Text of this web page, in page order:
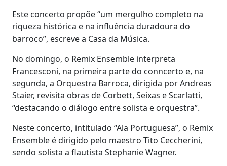
Este concerto propõe “um mergulho completo na
riqueza histórica e na influência duradoura do
barroco”, escreve a Casa da Música.
No domingo, o Remix Ensemble interpreta
Francesconi, na primeira parte do conncerto e, na
segunda, a Orquestra Barroca, dirigida por Andreas
Staier, revisita obras de Corbett, Seixas e Scarlatti,
“destacando o diálogo entre solista e orquestra”.
Neste concerto, intitulado “Ala Portuguesa”, o Remix
Ensemble é dirigido pelo maestro Tito Ceccherini,
sendo solista a flautista Stephanie Wagner.